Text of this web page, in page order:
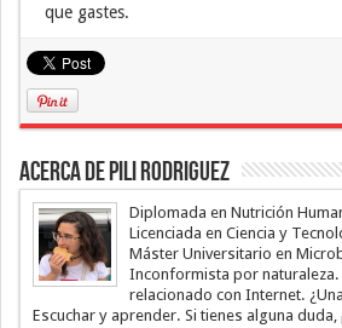
que gastes.
Acerca de Pili Rodriguez
Diplomada en Nutrición
Licenciada en Ciencia y
Máster Universitario en
Inconformista por naturaleza.
relacionado con Internet.
Escuchar y aprender. Si tienes alguna duda,